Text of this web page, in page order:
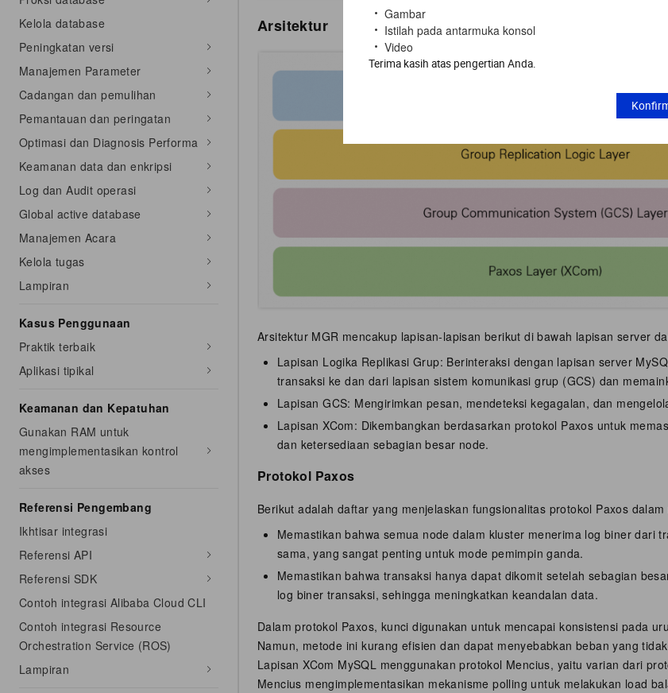
Gambar
Istilah pada antarmuka konsol
Video
Terima kasih atas pengertian Anda.
Kelola database
Peningkatan versi
Manajemen Parameter
Cadangan dan pemulihan
Pemantauan dan peringatan
Optimasi dan Diagnosis Performa
Keamanan data dan enkripsi
Log dan Audit operasi
Global active database
Manajemen Acara
Kelola tugas
Lampiran
Kasus Penggunaan
Praktik terbaik
Aplikasi tipikal
Keamanan dan Kepatuhan
Gunakan RAM untuk
mengimplementasikan kontrol
akses
Referensi Pengembang
Ikhtisar integrasi
Referensi API
Referensi SDK
Contoh integrasi Alibaba Cloud CLI
Contoh integrasi Resource
Orchestration Service (ROS)
Lampiran
Arsitektur
Arsitektur MGR mencakup lapisan-lapisan berikut di bawah lapisan server
Lapisan Logika Replikasi Grup: Berinteraksi dengan lapisan server
transaksi ke dan dari lapisan sistem komunikasi grup (GCS) dan
Lapisan GCS: Mengirimkan pesan, mendeteksi kegagalan, dan
Lapisan XCom: Dikembangkan berdasarkan protokol Paxos untuk
dan ketersediaan sebagian besar node.
Protokol Paxos
Berikut adalah daftar yang menjelaskan fungsionalitas protokol Paxos dalam
Memastikan bahwa semua node dalam kluster menerima log biner dari
sama, yang sangat penting untuk mode pemimpin ganda.
Memastikan bahwa transaksi hanya dapat dikomit setelah sebagian
log biner transaksi, sehingga meningkatkan keandalan data.
Dalam protokol Paxos, kunci digunakan untuk mencapai konsistensi pada
Namun, metode ini kurang efisien dan dapat menyebabkan beban yang
Lapisan XCom MySQL menggunakan protokol Mencius, yaitu varian dari
Mencius mengimplementasikan mekanisme polling untuk melakukan load